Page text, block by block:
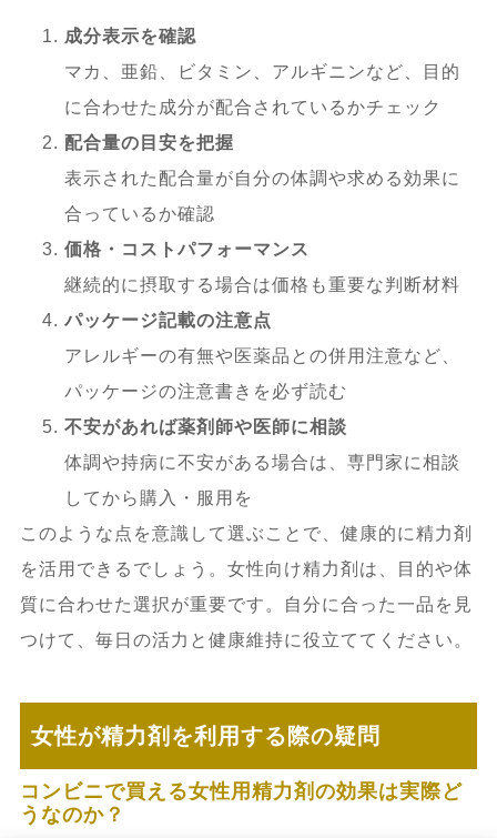
成分表示を確認
マカ、亜鉛、ビタミン、アルギニンなど、目的
に合わせた成分が配合されているかチェック
配合量の目安を把握
表示された配合量が自分の体調や求める効果に
合っているか確認
価格・コストパフォーマンス
継続的に摂取する場合は価格も重要な判断材料
パッケージ記載の注意点
アレルギーの有無や医薬品との併用注意など、
パッケージの注意書きを必ず読む
不安があれば薬剤師や医師に相談
体調や持病に不安がある場合は、専門家に相談
してから購入・服用を
このような点を意識して選ぶことで、健康的に精力剤
を活用できるでしょう。女性向け精力剤は、目的や体
質に合わせた選択が重要です。自分に合った一品を見
つけて、毎日の活力と健康維持に役立ててください。
女性が精力剤を利用する際の疑問
コンビニで買える女性用精力剤の効果は実際ど
うなのか？